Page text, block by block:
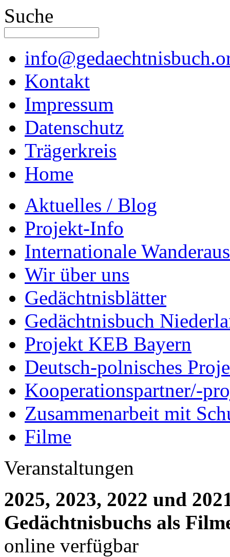
Suche
Kontakt
Impressum
Datenschutz
Trägerkreis
Home
Aktuelles / Blog
Projekt-Info
Internationale
Wir über uns
Gedächtnisblätter
Gedächtnisbuch
Projekt KEB Bayern
Deutsch-polnisches
Kooperationspartner/-
Zusammenarbeit mit
Filme
Veranstaltungen
2025, 2023, 2022 und
Gedächtnisbuchs als
online verfügbar